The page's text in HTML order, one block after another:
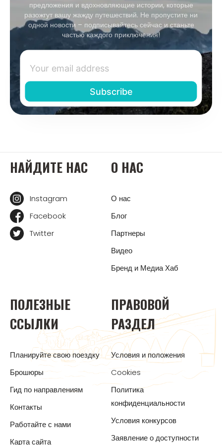
предложения и вдохновляющие истории, которые
разожгут вашу жажду путешествий. Не пропустите ни
одной новости – подписывайтесь сейчас и станьте
частью каждого приключения!
НАЙДИТЕ НАС
Instagram
Facebook
Twitter
О НАС
О нас
Блог
Партнеры
Видео
Бренд и Медиа Хаб
ПОЛЕЗНЫЕ
ССЫЛКИ
Планируйте свою поездку
Брошюры
Гид по направлениям
Контакты
Работайте с нами
Карта сайта
ПРАВОВОЙ
РАЗДЕЛ
Условия и положения
Cookies
Политика
конфиденциальности
Условия конкурсов
Заявление о доступности